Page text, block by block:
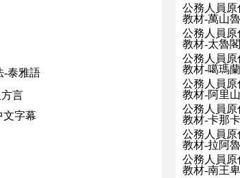
-泰雅語
言
文字幕
公務人員
教材-萬山
公務人員
教材-太魯
公務人員
教材-噶瑪
公務人員
教材-阿里
公務人員
教材-卡那
公務人員
教材-拉阿
公務人員
教材-南王